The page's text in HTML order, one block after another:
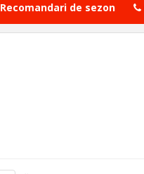
Recomandari de sezon